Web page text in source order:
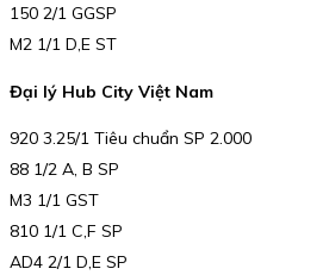
150 2/1 GGSP
M2 1/1 D,E ST
Đại lý Hub City Việt Nam
920 3.25/1 Tiêu chuẩn SP 2.000
88 1/2 A, B SP
M3 1/1 GST
810 1/1 C,F SP
AD4 2/1 D,E SP